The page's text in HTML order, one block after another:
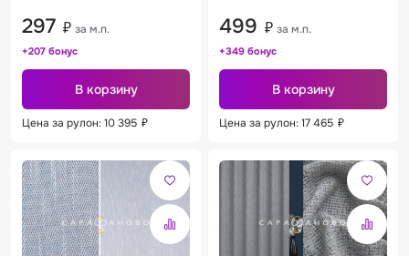
297 ₽ за м.п.
+207 бонус
В корзину
Цена за рулон: 10 395 ₽
499 ₽ за м.п.
+349 бонус
В корзину
Цена за рулон: 17 465 ₽